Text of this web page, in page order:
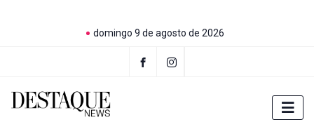
domingo 9 de agosto de 2026